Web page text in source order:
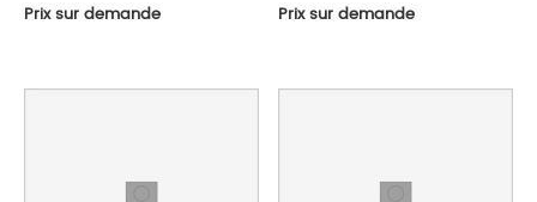
Prix sur demande Prix sur demande